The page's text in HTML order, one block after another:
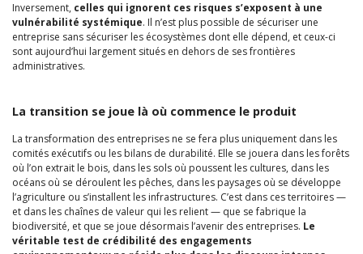
Inversement, celles qui ignorent ces risques s’exposent à une
vulnérabilité systémique. Il n’est plus possible de sécuriser une
entreprise sans sécuriser les écosystèmes dont elle dépend, et ceux-ci
sont aujourd’hui largement situés en dehors de ses frontières
administratives.
La transition se joue là où commence le produit
La transformation des entreprises ne se fera plus uniquement dans les
comités exécutifs ou les bilans de durabilité. Elle se jouera dans les forêts
où l’on extrait le bois, dans les sols où poussent les cultures, dans les
océans où se déroulent les pêches, dans les paysages où se développe
l’agriculture ou s’installent les infrastructures. C’est dans ces territoires —
et dans les chaînes de valeur qui les relient — que se fabrique la
biodiversité, et que se joue désormais l’avenir des entreprises. Le
véritable test de crédibilité des engagements